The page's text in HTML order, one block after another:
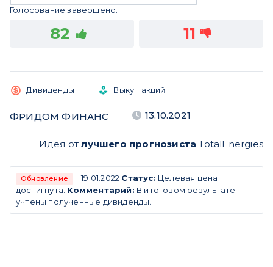
Голосование завершено.
82 11
Дивиденды Выкуп акций
ФРИДОМ ФИНАНС 13.10.2021
Идея отлучшего прогнозиста TotalEnergies
Обновление 19.01.2022 Статус: Целевая цена
достигнута. Комментарий: В итоговом результате
учтены полученные дивиденды.